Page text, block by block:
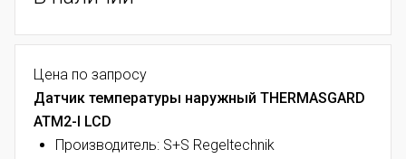
Цена по запросу
Датчик температуры наружный THERMASGARD
ATM2-I LCD
Производитель: S+S Regeltechnik